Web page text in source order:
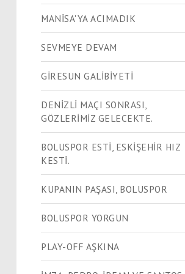
MANİSA'YA ACIMADIK
SEVMEYE DEVAM
GİRESUN GALİBİYETİ
DENİZLİ MAÇI SONRASI,
GÖZLERİMİZ GELECEKTE.
BOLUSPOR ESTİ, ESKİŞEHİR HIZ
KESTİ.
KUPANIN PAŞASI, BOLUSPOR
BOLUSPOR YORGUN
PLAY-OFF AŞKINA